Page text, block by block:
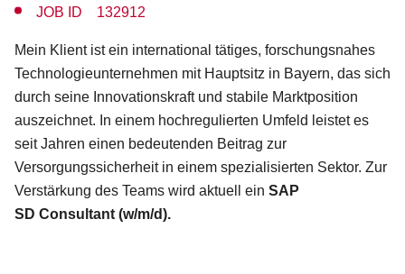
JOB ID 132912
Mein Klient ist ein international tätiges, forschungsnahes
Technologieunternehmen mit Hauptsitz in Bayern, das sich
durch seine Innovationskraft und stabile Marktposition
auszeichnet. In einem hochregulierten Umfeld leistet es
seit Jahren einen bedeutenden Beitrag zur
Versorgungssicherheit in einem spezialisierten Sektor. Zur
Verstärkung des Teams wird aktuell ein SAP
SD Consultant (w/m/d).